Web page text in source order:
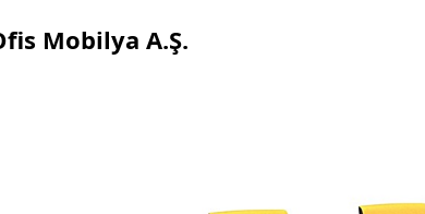
Mobilya A.Ş.